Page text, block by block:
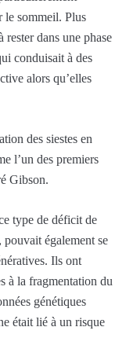
le sommeil. Plus
rester dans une phase
conduisait à des
alors qu’elles
des siestes en
l’un des premiers
Gibson.
type de déficit de
également se
Ils ont
à la fragmentation du
génétiques
était lié à un risque